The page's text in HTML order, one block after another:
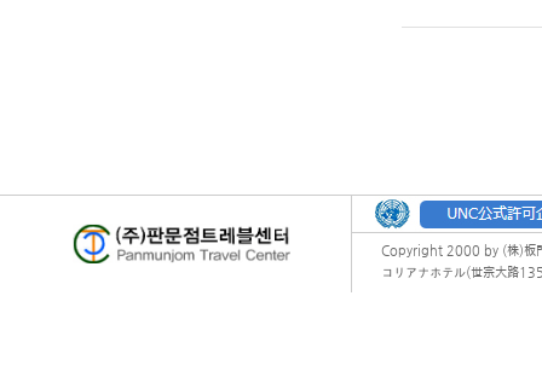
Copyright 2000 by (株)板
コリアナホテル(世宗大路